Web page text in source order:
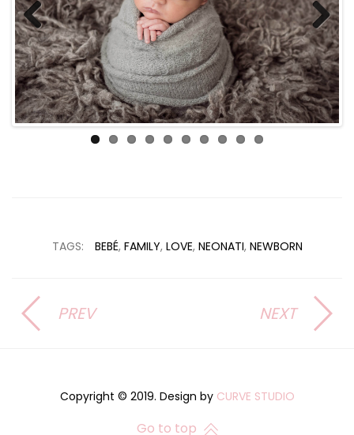
Previous Next
TAGS: BEBÉ, FAMILY, LOVE, NEONATI, NEWBORN
PREV NEXT
Copyright © 2019. Design by CURVE STUDIO
Go to top